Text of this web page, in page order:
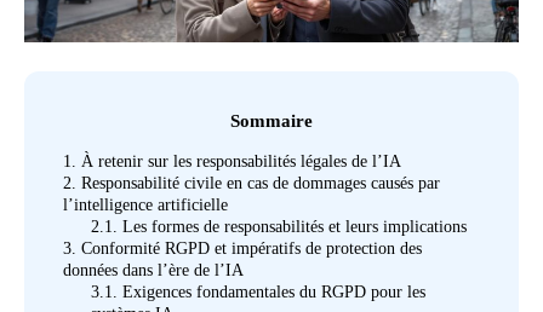
Sommaire
1. À retenir sur les responsabilités légales de l’IA
2. Responsabilité civile en cas de dommages causés par
l’intelligence artificielle
2.1. Les formes de responsabilités et leurs implications
3. Conformité RGPD et impératifs de protection des
données dans l’ère de l’IA
3.1. Exigences fondamentales du RGPD pour les